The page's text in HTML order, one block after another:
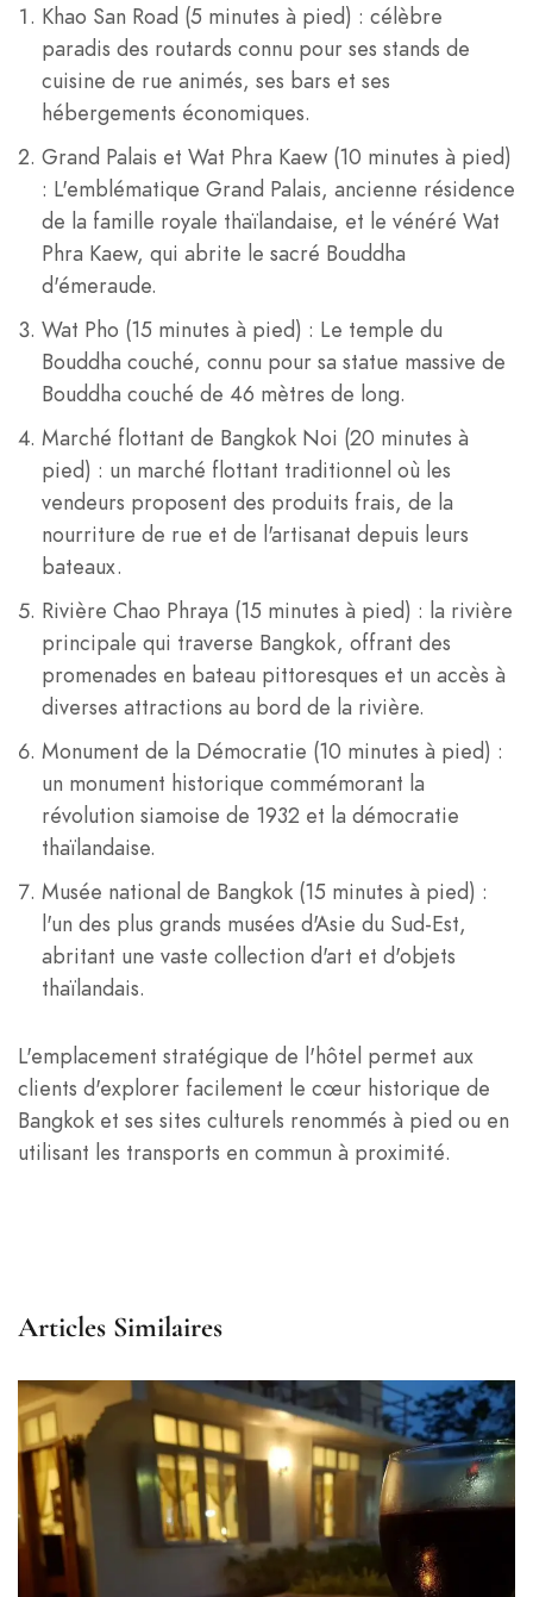
Khao San Road (5 minutes à pied) : célèbre
paradis des routards connu pour ses stands de
cuisine de rue animés, ses bars et ses
hébergements économiques.
Grand Palais et Wat Phra Kaew (10 minutes à pied)
: L'emblématique Grand Palais, ancienne résidence
de la famille royale thaïlandaise, et le vénéré Wat
Phra Kaew, qui abrite le sacré Bouddha
d'émeraude.
Wat Pho (15 minutes à pied) : Le temple du
Bouddha couché, connu pour sa statue massive de
Bouddha couché de 46 mètres de long.
Marché flottant de Bangkok Noi (20 minutes à
pied) : un marché flottant traditionnel où les
vendeurs proposent des produits frais, de la
nourriture de rue et de l'artisanat depuis leurs
bateaux.
Rivière Chao Phraya (15 minutes à pied) : la rivière
principale qui traverse Bangkok, offrant des
promenades en bateau pittoresques et un accès à
diverses attractions au bord de la rivière.
Monument de la Démocratie (10 minutes à pied) :
un monument historique commémorant la
révolution siamoise de 1932 et la démocratie
thaïlandaise.
Musée national de Bangkok (15 minutes à pied) :
l'un des plus grands musées d'Asie du Sud-Est,
abritant une vaste collection d'art et d'objets
thaïlandais.
L'emplacement stratégique de l'hôtel permet aux
clients d'explorer facilement le cœur historique de
Bangkok et ses sites culturels renommés à pied ou en
utilisant les transports en commun à proximité.
Articles Similaires